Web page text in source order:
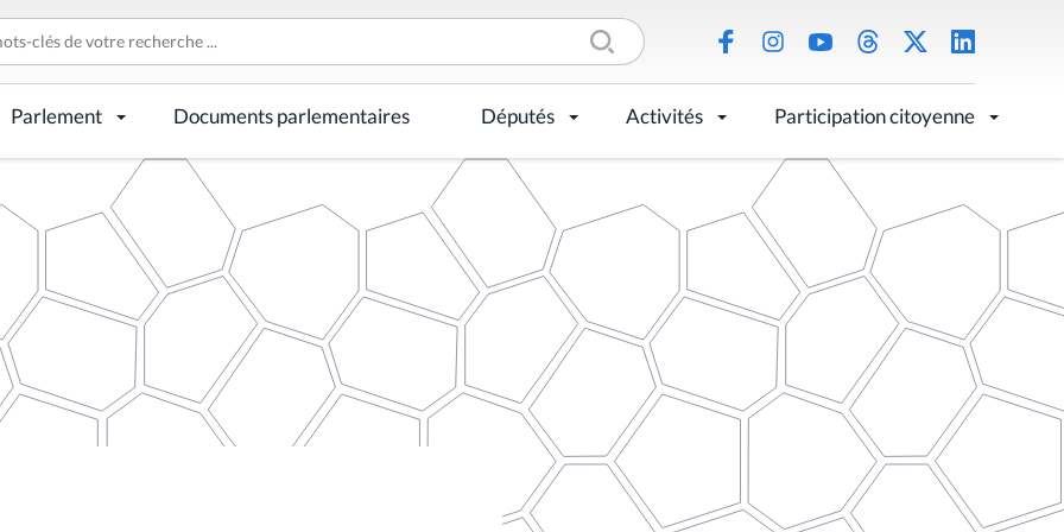
Parlement Documents parlementaires Députés Activités Participation citoyenne